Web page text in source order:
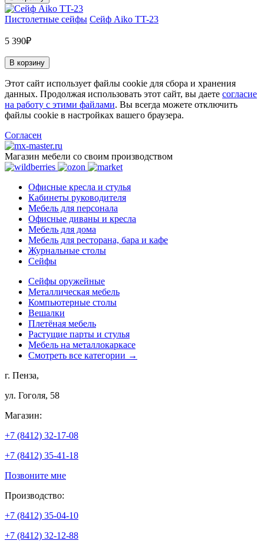
Пистолетные сейфы Сейф Aiko TT-23
5 390₽
В корзину
Этот сайт использует файлы cookie для сбора и хранения
данных. Продолжая использовать этот сайт, вы даете согласие
на работу с этими файлами. Вы всегда можете отключить
файлы cookie в настройках вашего браузера.
Согласен
Магазин мебели со своим производством
Офисные кресла и стулья
Кабинеты руководителя
Мебель для персонала
Офисные диваны и кресла
Мебель для дома
Мебель для ресторана, бара и кафе
Журнальные столы
Сейфы
Сейфы оружейные
Металлическая мебель
Компьютерные столы
Вешалки
Плетёная мебель
Растущие парты и стулья
Мебель на металлокаркасе
Смотреть все категории →
г. Пенза,
ул. Гоголя, 58
Магазин:
+7 (8412) 32-17-08
+7 (8412) 35-41-18
Позвоните мне
Производство:
+7 (8412) 35-04-10
+7 (8412) 32-12-88